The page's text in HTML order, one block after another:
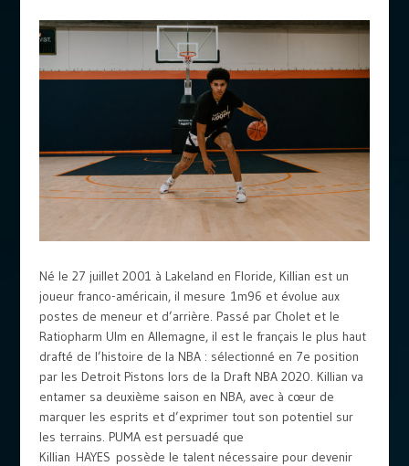
Né le 27 juillet 2001 à Lakeland en Floride, Killian est un
joueur franco-américain, il mesure 1m96 et évolue aux
postes de meneur et d’arrière. Passé par Cholet et le
Ratiopharm Ulm en Allemagne, il est le français le plus haut
drafté de l’histoire de la NBA : sélectionné en 7e position
par les Detroit Pistons lors de la Draft NBA 2020. Killian va
entamer sa deuxième saison en NBA, avec à cœur de
marquer les esprits et d’exprimer tout son potentiel sur
les terrains. PUMA est persuadé que
Killian HAYES possède le talent nécessaire pour devenir